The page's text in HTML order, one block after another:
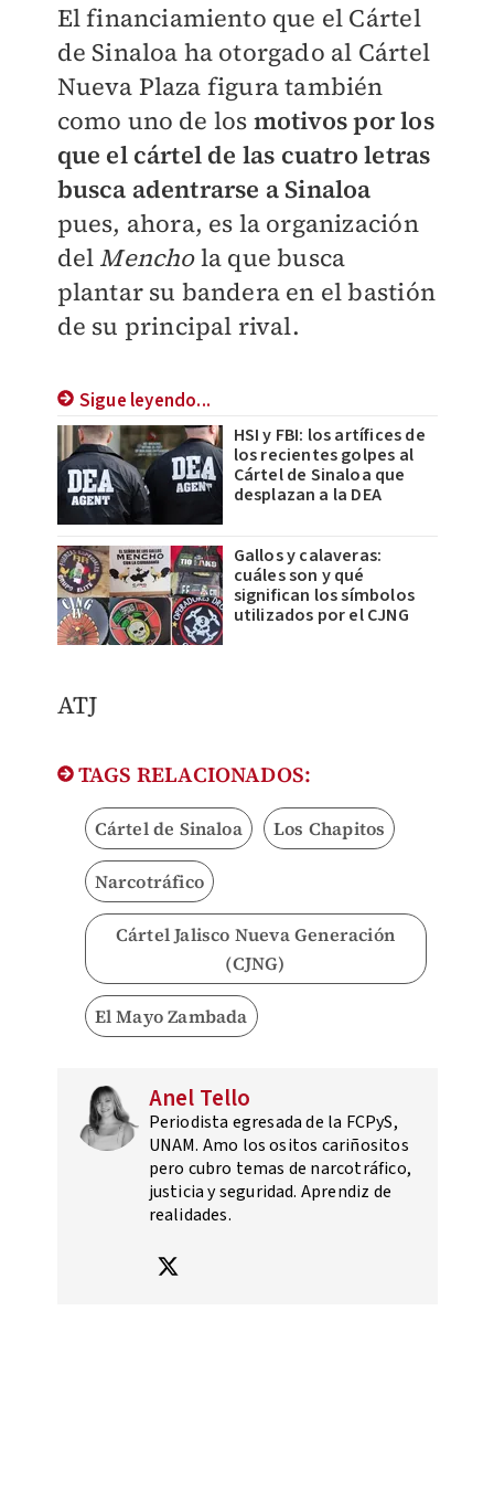
El financiamiento que el Cártel
de Sinaloa ha otorgado al Cártel
Nueva Plaza figura también
como uno de los motivos por los
que el cártel de las cuatro letras
busca adentrarse a Sinaloa
pues, ahora, es la organización
del Menchola que busca
plantar su bandera en el bastión
de su principal rival.
Sigue leyendo...
HSI y FBI: los artífices de
los recientes golpes al
Cártel de Sinaloa que
desplazan a la DEA
Gallos y calaveras:
cuáles son y qué
significan los símbolos
utilizados por el CJNG
ATJ
TAGS RELACIONADOS:
Cártel de Sinaloa Los Chapitos
Narcotráfico
Cártel Jalisco Nueva Generación
(CJNG)
El Mayo Zambada
Anel Tello
Periodista egresada de la FCPyS,
UNAM. Amo los ositos cariñositos
pero cubro temas de narcotráfico,
justicia y seguridad. Aprendiz de
realidades.